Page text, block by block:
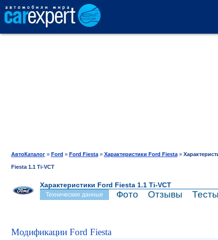
ТЕСТ-ДРАЙВ
ПРОДАЖА
АвтоКаталог» Ford » Ford Fiesta» Характеристики Ford Fiesta»
Fiesta 1.1 Ti-VCT
Характеристики Ford Fiesta 1.1 Ti-VCT
Технические данные Фото Отзывы
Модификации Ford Fiesta